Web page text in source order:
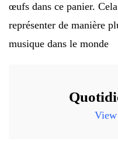
œufs dans ce panier.
représenter de manière
musique dans le monde
View